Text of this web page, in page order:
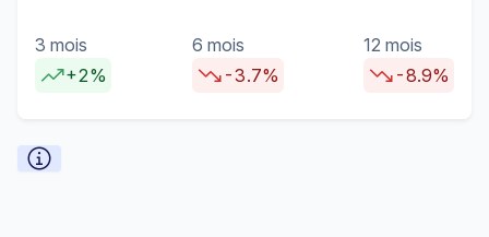
3 mois
+2%
6 mois
-3.7%
12 mois
-8.9%